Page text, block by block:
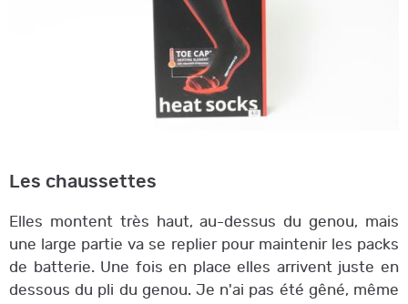
Les chaussettes
Elles montent très haut, au-dessus du genou, mais
une large partie va se replier pour maintenir les packs
de batterie. Une fois en place elles arrivent juste en
dessous du pli du genou. Je n'ai pas été gêné, même